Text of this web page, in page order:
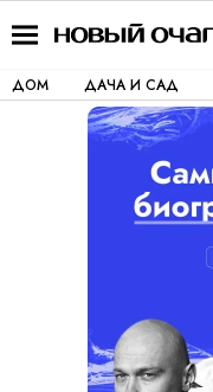
ДОМ ДАЧА И САД